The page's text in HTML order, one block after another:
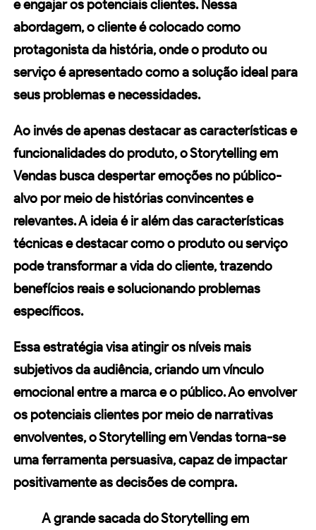
e engajar os potenciais clientes. Nessa
abordagem, o cliente é colocado como
protagonistada história, onde o produto ou
serviço é apresentado como asolução ideal para
seus problemas e necessidades.
Ao invés de apenas destacar as características e
funcionalidades do produto, oStorytelling em
Vendas busca despertar emoções no público-
alvo por meio de histórias convincentes e
relevantes. A ideia é ir além das características
técnicas e destacar como o produto ou serviço
pode transformar a vida do cliente, trazendo
benefícios reais e solucionando problemas
específicos.
Essa estratégia visa atingir os níveis mais
subjetivos da audiência, criando um vínculo
emocional entre a marcae o público. Ao envolver
os potenciais clientes por meio de narrativas
envolventes, oStorytelling em Vendastorna-se
uma ferramenta persuasiva, capaz de impactar
positivamente as decisões de compra.
A grande sacada doStorytellingem